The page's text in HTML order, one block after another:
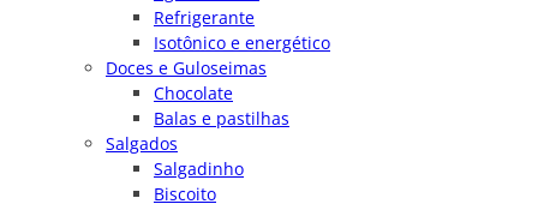
Refrigerante
Isotônico e energético
Doces e Guloseimas
Chocolate
Balas e pastilhas
Salgados
Salgadinho
Biscoito